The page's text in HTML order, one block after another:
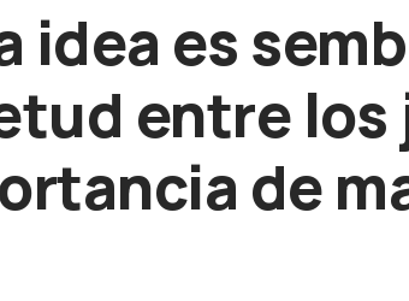
idea es
entre los
de